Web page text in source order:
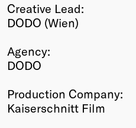
Creative Lead:
DODO (Wien)
Agency:
DODO
Production Company:
Kaiserschnitt Film